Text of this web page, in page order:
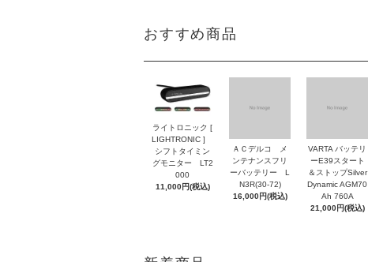
おすすめ商品
ライトロニック [
LIGHTRONIC ]
シフトタイミン
グモニター LT2
000
11,000円(税込)
ＡＣデルコ メ
ンテナンスフリ
ーバッテリー L
N3R(30-72)
16,000円(税込)
VARTA バッテリ
ーE39スタート
＆ストップSilver
Dynamic AGM70
Ah 760A
21,000円(税込)